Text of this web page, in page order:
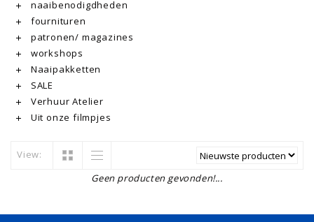
naaibenodigdheden
fournituren
patronen/ magazines
workshops
Naaipakketten
SALE
Verhuur Atelier
Uit onze filmpjes
View:
Geen producten gevonden!...